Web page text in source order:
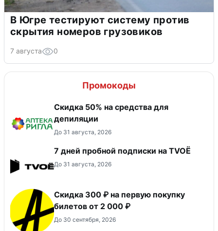
В Югре тестируют систему против
скрытия номеров грузовиков
7 августа 0
Промокоды
Скидка 50% на средства для
депиляции
До 31 августа, 2026
7 дней пробной подписки на TVOЁ
До 31 августа, 2026
Скидка 300 ₽ на первую покупку
билетов от 2 000 ₽
До 30 сентября, 2026